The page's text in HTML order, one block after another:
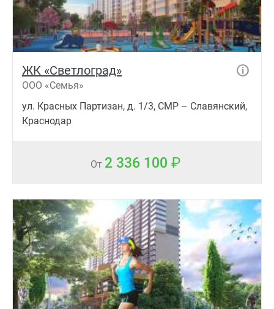
ЖК «Светлоград»
ООО «Семья»
ул. Красных Партизан, д. 1/3, СМР – Славянский,
Краснодар
От 2 336 100